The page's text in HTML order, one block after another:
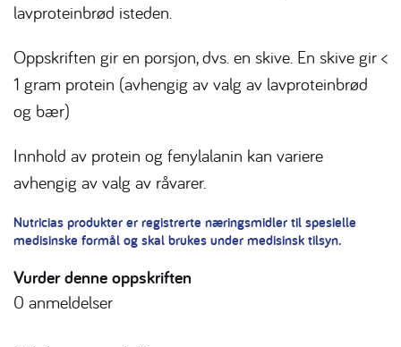
lavproteinbrød isteden.
Oppskriften gir en porsjon, dvs. en skive. En skive gir <
1 gram protein (avhengig av valg av lavproteinbrød
og bær)
Innhold av protein og fenylalanin kan variere
avhengig av valg av råvarer.
Nutricias produkter er registrerte næringsmidler til spesielle
medisinske formål og skal brukes under medisinsk tilsyn.
Vurder denne oppskriften
0 anmeldelser